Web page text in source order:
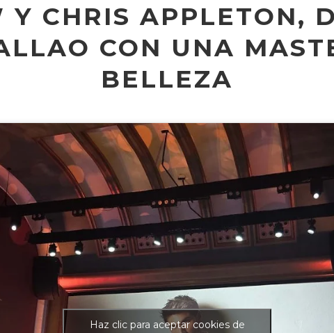
Y CHRIS APPLETON,
CON UNA
BELLEZA
Haz clic para aceptar cookies de